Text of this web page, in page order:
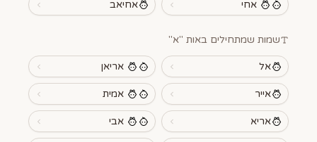
אחי אחיאב
שמות שמתחילים באות "א"
אל אריאן
אייר אמית
אריא אבי